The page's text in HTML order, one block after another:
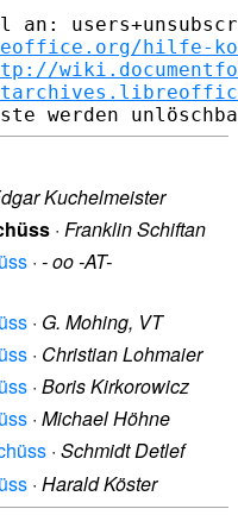
an:
hilfe-
Kuchelmeister
· Franklin Schiftan
· - oo -AT-
· G. Mohing, VT
· Christian Lohmaier
· Boris Kirkorowicz
· Michael Höhne
· Schmidt Detlef
· Harald Köster